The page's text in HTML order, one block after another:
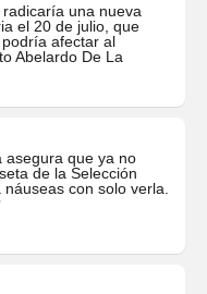
una nueva
el 20 de julio, que
afectar al
Abelardo De La
asegura que ya no
de la Selección
con solo verla.